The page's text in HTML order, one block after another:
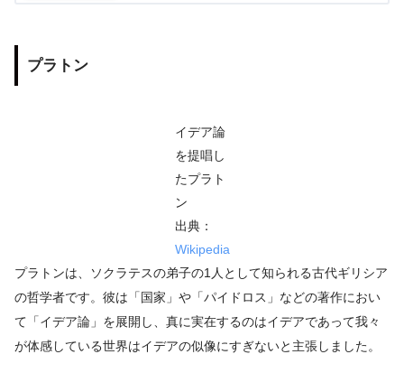
プラトン
イデア論
を提唱し
たプラト
ン
出典：
Wikipedia
プラトンは、ソクラテスの弟子の1人として知られる古代ギリシア
の哲学者です。彼は「国家」や「パイドロス」などの著作におい
て「イデア論」を展開し、真に実在するのはイデアであって我々
が体感している世界はイデアの似像にすぎないと主張しました。